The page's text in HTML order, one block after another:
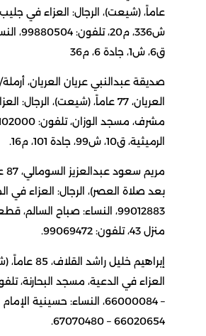
ش336، م20،
ق6، ش1، جادة 6، م36
صديقة عبدالنبي عريان العريان،
العريان، 77 عاماً، (شيعت)، الرجال:
الرميثية، ق10، ش99، جادة 101، م16.
مريم
بعد صلاة العصر)، الرجال: العزاء في
منزل 43، تلفون: 99069472.
إبراهيم خليل راشد
– 66000084، النساء: حسينية
66020654 – 67070480.